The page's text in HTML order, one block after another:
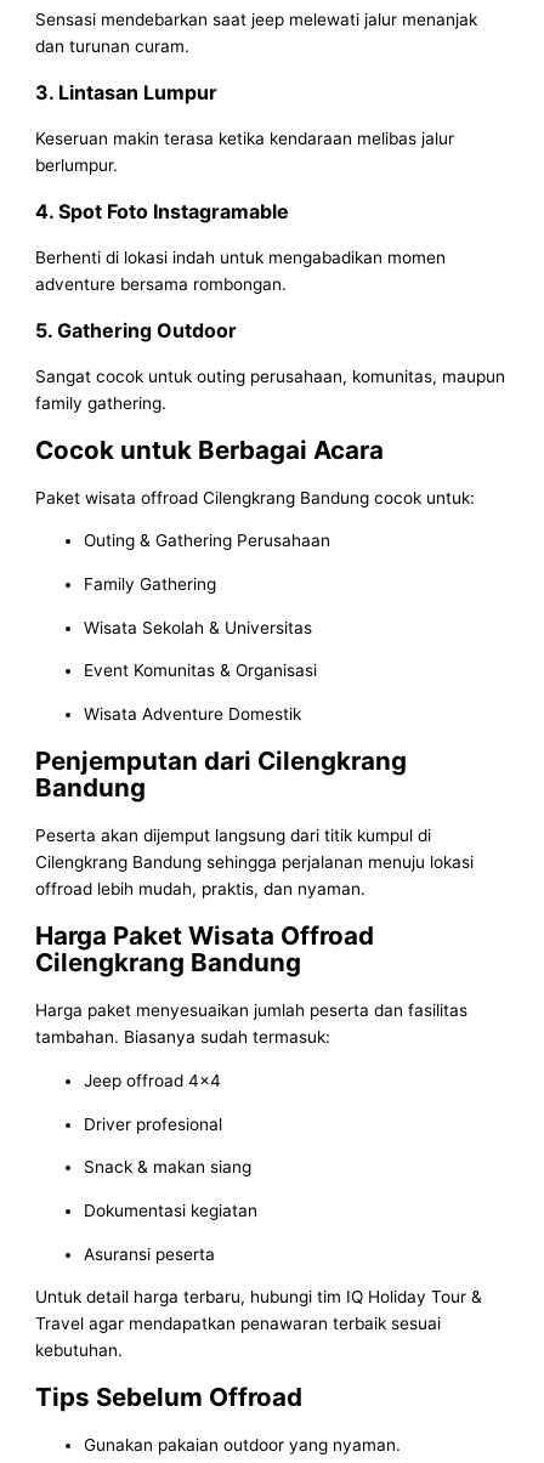
Sensasi mendebarkan saat jeep melewati jalur menanjak
dan turunan curam.
3. Lintasan Lumpur
Keseruan makin terasa ketika kendaraan melibas jalur
berlumpur.
4. Spot Foto Instagramable
Berhenti di lokasi indah untuk mengabadikan momen
adventure bersama rombongan.
5. Gathering Outdoor
Sangat cocok untuk outing perusahaan, komunitas, maupun
family gathering.
Cocok untuk Berbagai Acara
Paket wisata offroad Cilengkrang Bandung cocok untuk:
Outing & Gathering Perusahaan
Family Gathering
Wisata Sekolah & Universitas
Event Komunitas & Organisasi
Wisata Adventure Domestik
Penjemputan dari Cilengkrang
Bandung
Peserta akan dijemput langsung dari titik kumpul di
Cilengkrang Bandung sehingga perjalanan menuju lokasi
offroad lebih mudah, praktis, dan nyaman.
Harga Paket Wisata Offroad
Cilengkrang Bandung
Harga paket menyesuaikan jumlah peserta dan fasilitas
tambahan. Biasanya sudah termasuk:
Jeep offroad 4×4
Driver profesional
Snack & makan siang
Dokumentasi kegiatan
Asuransi peserta
Untuk detail harga terbaru, hubungi tim IQ Holiday Tour &
Travel agar mendapatkan penawaran terbaik sesuai
kebutuhan.
Tips Sebelum Offroad
Gunakan pakaian outdoor yang nyaman.